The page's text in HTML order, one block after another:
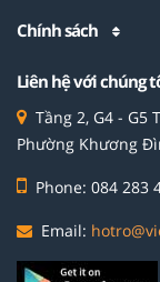
Chính sách
Liên hệ với chúng
Tầng 2, G4 - G5
Phường Khương
Phone: 084 283
Email: